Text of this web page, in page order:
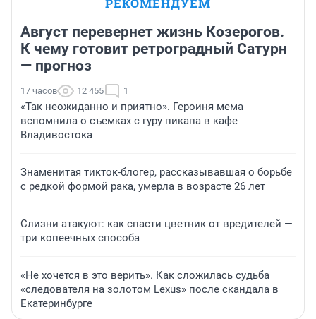
Август перевернет жизнь Козерогов.
К чему готовит ретроградный Сатурн
— прогноз
17 часов 12 455 1
«Так неожиданно и приятно». Героиня мема
вспомнила о съемках с гуру пикапа в кафе
Владивостока
Знаменитая тикток-блогер, рассказывавшая о борьбе
с редкой формой рака, умерла в возрасте 26 лет
Слизни атакуют: как спасти цветник от вредителей —
три копеечных способа
«Не хочется в это верить». Как сложилась судьба
«следователя на золотом Lexus» после скандала в
Екатеринбурге